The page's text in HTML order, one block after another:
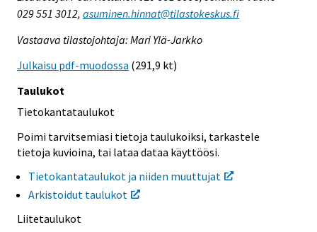
029 551 3012, asuminen.hinnat@tilastokeskus.fi
Vastaava tilastojohtaja: Mari Ylä-Jarkko
Julkaisu pdf-muodossa (291,9 kt)
Taulukot
Tietokantataulukot
Poimi tarvitsemiasi tietoja taulukoiksi, tarkastele
tietoja kuvioina, tai lataa dataa käyttöösi.
Tietokantataulukot ja niiden muuttujat
Arkistoidut taulukot
Liitetaulukot